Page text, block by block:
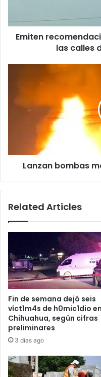
de
Ciudad
Emiten
las calles
incendian
Lanzan bombas
Related Articles
Fin de semana dejó seis
víct1m4s de h0mic1dio en
Chihuahua, según cifras
preliminares
3 días ago